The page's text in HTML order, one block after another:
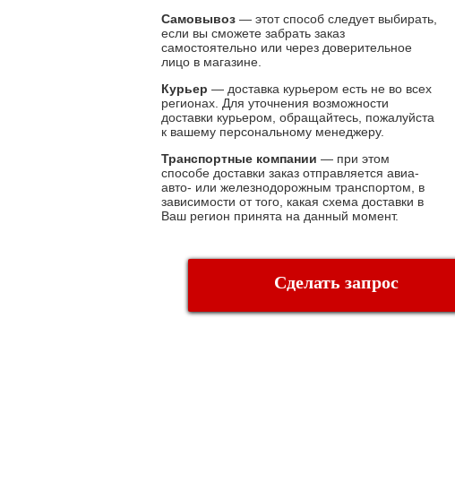
Самовывоз— этот способ следует выбирать,
если вы сможете забрать заказ
самостоятельно или через доверительное
лицо в магазине.
Курьер — доставка курьером есть не во всех
регионах. Для уточнения возможности
доставки курьером, обращайтесь, пожалуйста
к вашему персональному менеджеру.
Транспортные компании — при этом
способе доставки заказ отправляется авиа-
авто- или железнодорожным транспортом, в
зависимости от того, какая схема доставки в
Ваш регион принята на данный момент.
Сделать запрос